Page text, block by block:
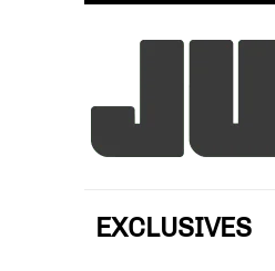
EXCLUSIVES